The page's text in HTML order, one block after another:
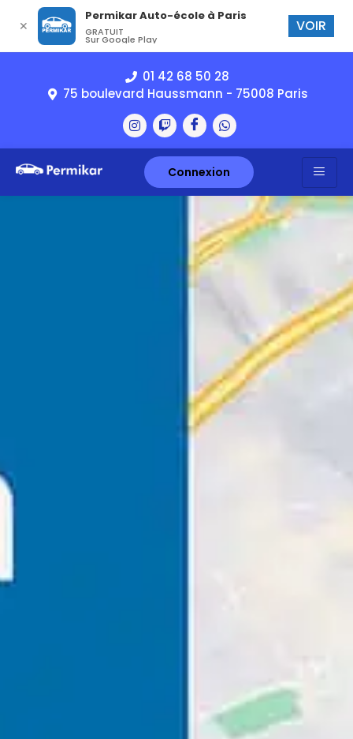
01 42 68 50 28
75 boulevard Haussmann - 75008 Paris
Connexion
✕
Permikar Auto-école à Paris
GRATUIT
Sur Google Play
VOIR